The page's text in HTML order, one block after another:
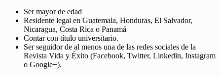
Ser mayor de edad
Residente legal en Guatemala, Honduras, El Salvador,
Nicaragua, Costa Rica o Panamá
Contar con título universitario.
Ser seguidor de al menos una de las redes sociales de la
Revista Vida y Éxito (Facebook, Twitter, Linkedin, Instagram
o Google+).